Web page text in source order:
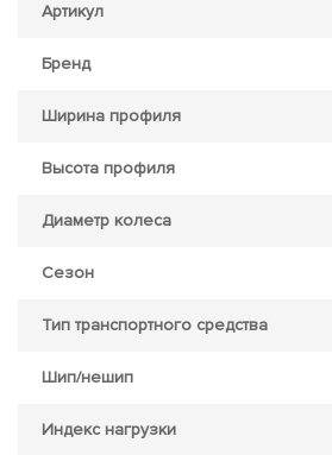
Артикул
Бренд
Ширина профиля
Высота профиля
Диаметр колеса
Сезон
Тип транспортного средства
Шип/нешип
Индекс нагрузки